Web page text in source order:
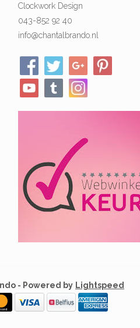
Clockwork Design
043-852 92 40
info@chantalbrando.nl
- Powered by Lightspeed